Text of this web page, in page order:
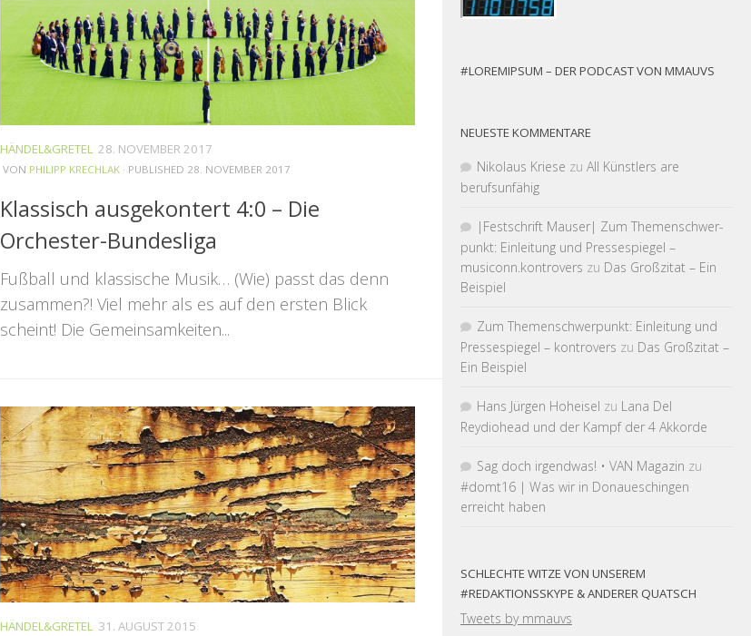
HÄNDEL&GRETEL 28. NOVEMBER 2017
VON PHILIPP KRECHLAK · PUBLISHED 28. NOVEMBER 2017
Klassisch ausgekontert 4:0 – Die
Orchester-Bundesliga
Fußball und klassische Musik… (Wie) passt das denn
zusammen?! Viel mehr als es auf den ersten Blick
scheint! Die Gemeinsamkeiten...
HÄNDEL&GRETEL 31. AUGUST 2015
#LOREMIPSUM – DER PODCAST VON MMAUVS
NEUESTE KOMMENTARE
Nikolaus Kriese zu All Künstlers are
berufsunfähig
|Fest­schrift Mauser| Zum Themen­schwer­
punkt: Einleitung und Pressespiegel –
musiconn.kontrovers zu Das Großzitat – Ein
Beispiel
Zum Themen­schwer­punkt: Einleitung und
Pressespiegel – kontrovers zu Das Großzitat –
Ein Beispiel
Hans Jürgen Hoheisel zu Lana Del
Reydiohead und der Kampf der 4 Akkorde
Sag doch irgendwas! • VAN Magazin zu
#domt16 | Was wir in Donaueschingen
erreicht haben
SCHLECHTE WITZE VON UNSEREM
#REDAKTIONSSKYPE & ANDERER QUATSCH
Tweets by mmauvs